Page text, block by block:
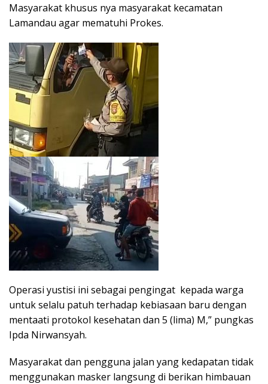
Masyarakat khusus nya masyarakat kecamatan
Lamandau agar mematuhi Prokes.
Operasi yustisi ini sebagai pengingat kepada warga
untuk selalu patuh terhadap kebiasaan baru dengan
mentaati protokol kesehatan dan 5 (lima) M,” pungkas
Ipda Nirwansyah.
Masyarakat dan pengguna jalan yang kedapatan tidak
menggunakan masker langsung di berikan himbauan